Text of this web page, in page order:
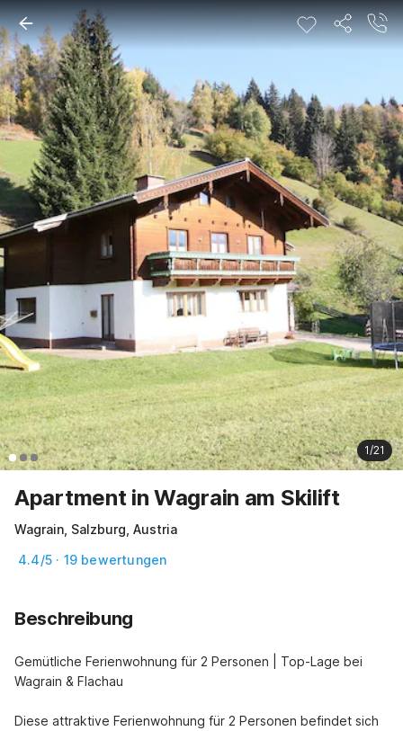
1/21
Apartment in Wagrain am Skilift
Wagrain, Salzburg, Austria
4.4/5 · 19 bewertungen
Beschreibung
Gemütliche Ferienwohnung für 2 Personen | Top-Lage bei
Wagrain & Flachau
Diese attraktive Ferienwohnung für 2 Personen befindet sich